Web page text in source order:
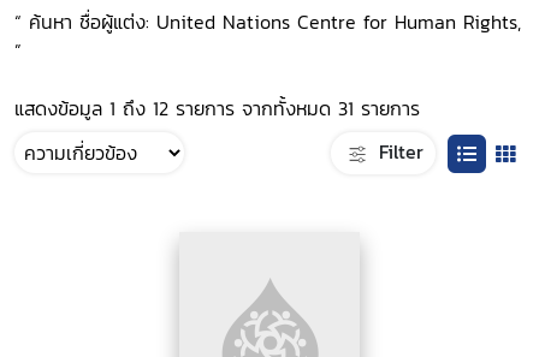
“ ค้นหา ชื่อผู้แต่ง: United Nations Centre for Human Rights,
”
แสดงข้อมูล 1 ถึง 12 รายการ จากทั้งหมด 31 รายการ
Filter